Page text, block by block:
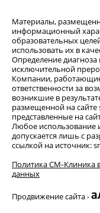
Материалы,
информационный
образовательных
использовать их в
Определение
исключительной
Компании,
ответственности за
возникшие в
размещенной на
представленные на
Любое использование
допускается лишь с
ссылкой на источник:
Политика СМ‑Клиника
данных
Продвижение сайта -